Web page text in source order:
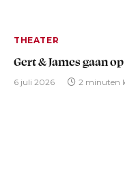
THEATER
Gert & James gaan
6 juli 2026 2 minuten